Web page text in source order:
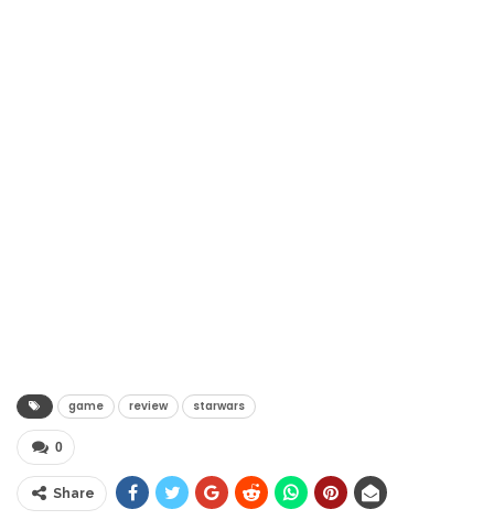
game review starwars
0
Share